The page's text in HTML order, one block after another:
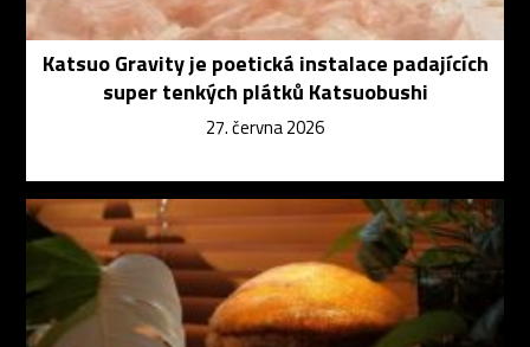
Katsuo Gravity je poetická instalace padajících
super tenkých plátků Katsuobushi
27. června 2026